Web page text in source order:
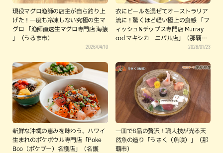
現役マグロ漁師の店主が自ら釣り上
げた！一度も冷凍しない究極の生マ
グロ 「漁師直送生マグロ専門店 海猿
」（うるま市）
2026/04/10
衣にビールを混ぜてオーストラリア
流に！驚くほど軽い極上の食感 「フ
ィッシュ&チップス専門店 Murray
cod マキシカーニバル店」（那覇
2026/01/23
新鮮な沖縄の恵みを味わう、ハワイ
生まれのポケボウル専門店「Poke
Boo（ポケブー）名護店」（名護
一皿で8品の贅沢！職人技が光る天
然魚の造り「うさく（魚咲）」（那
覇市）